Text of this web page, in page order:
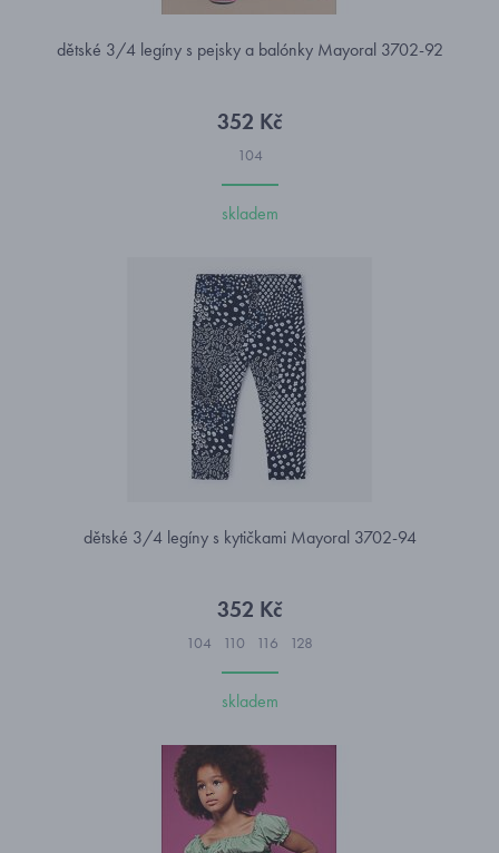
dětské 3/4 legíny s pejsky a balónky Mayoral 3702-92
352 Kč
104
skladem
dětské 3/4 legíny s kytičkami Mayoral 3702-94
352 Kč
104 110 116 128
skladem